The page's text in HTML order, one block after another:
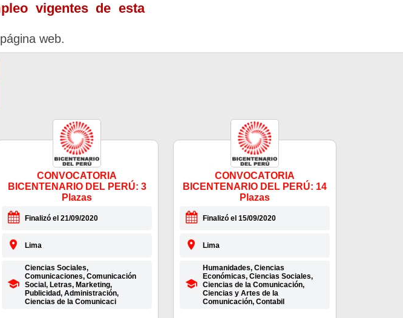
vigentes de esta
web.
CONVOCATORIA
BICENTENARIO DEL PERÚ: 3
Plazas
Finalizó el 21/09/2020
Lima
Ciencias Sociales,
Comunicaciones, Comunicación
Social, Letras, Marketing,
Publicidad, Administración,
Ciencias de la Comunicaci
CONVOCATORIA
BICENTENARIO DEL PERÚ: 14
Plazas
Finalizó el 15/09/2020
Lima
Humanidades, Ciencias
Económicas, Ciencias Sociales,
Ciencias de la Comunicación,
Ciencias y Artes de la
Comunicación, Contabil